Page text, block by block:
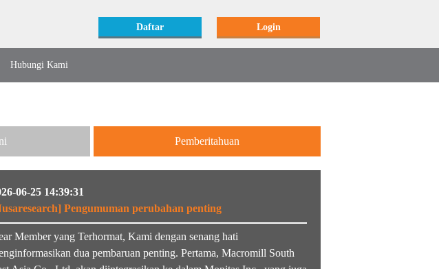
Daftar Login
Hubungi Kami
Pemberitahuan
06-25 14:39:31
Pengumuman perubahan penting
Member yang Terhormat, Kami dengan senang hati
dua pembaruan penting. Pertama, Macromill South